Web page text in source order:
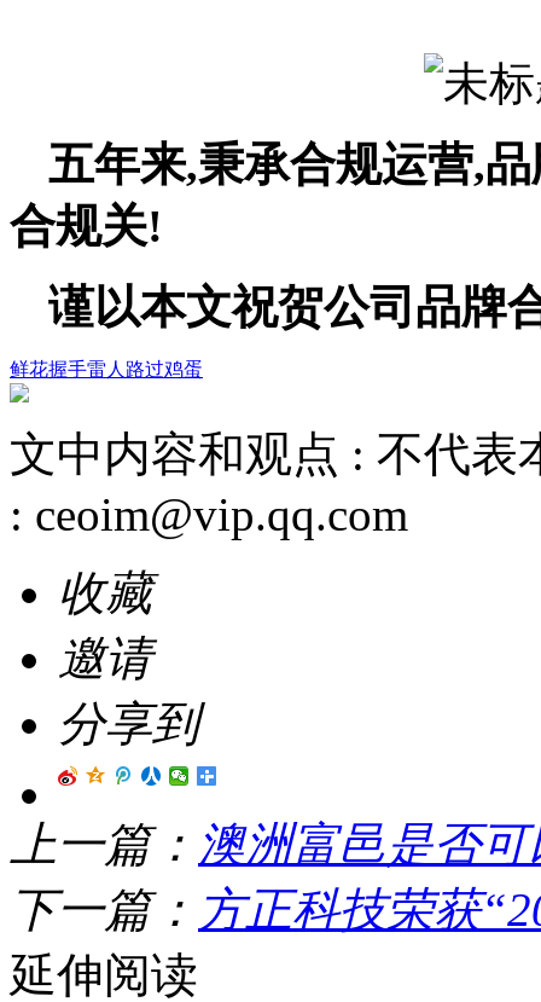
五年来,秉承合规运营,
合规关!
谨以本文祝贺公司品牌
鲜花握手雷人 路过鸡蛋
文中内容和观点 : 不代表
: ceoim@vip.qq.com
收藏
邀请
分享到
上一篇： 澳洲富邑是否
下一篇： 方正科技荣获
延伸阅读